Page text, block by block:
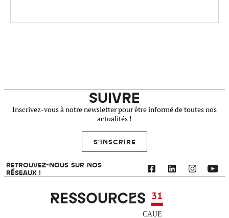
SUIVRE
Inscrivez-vous à notre newsletter pour être informé de toutes nos
actualités !
S'INSCRIRE
RETROUVEZ-NOUS SUR NOS
RÉSEAUX !
Ressources 31